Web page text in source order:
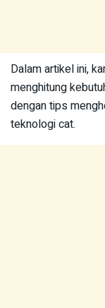
Dalam artikel ini,
menghitung
dengan tips
teknologi cat.